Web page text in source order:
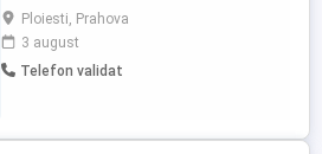
ideal va fi o persoană pasionată de arta
cofetăriei, cu experiență în domeniu.
Responsabilitățile includ prepararea
produselor de cofetărie conform rețetelor
Ploiesti, Prahova
3 august
Telefon validat